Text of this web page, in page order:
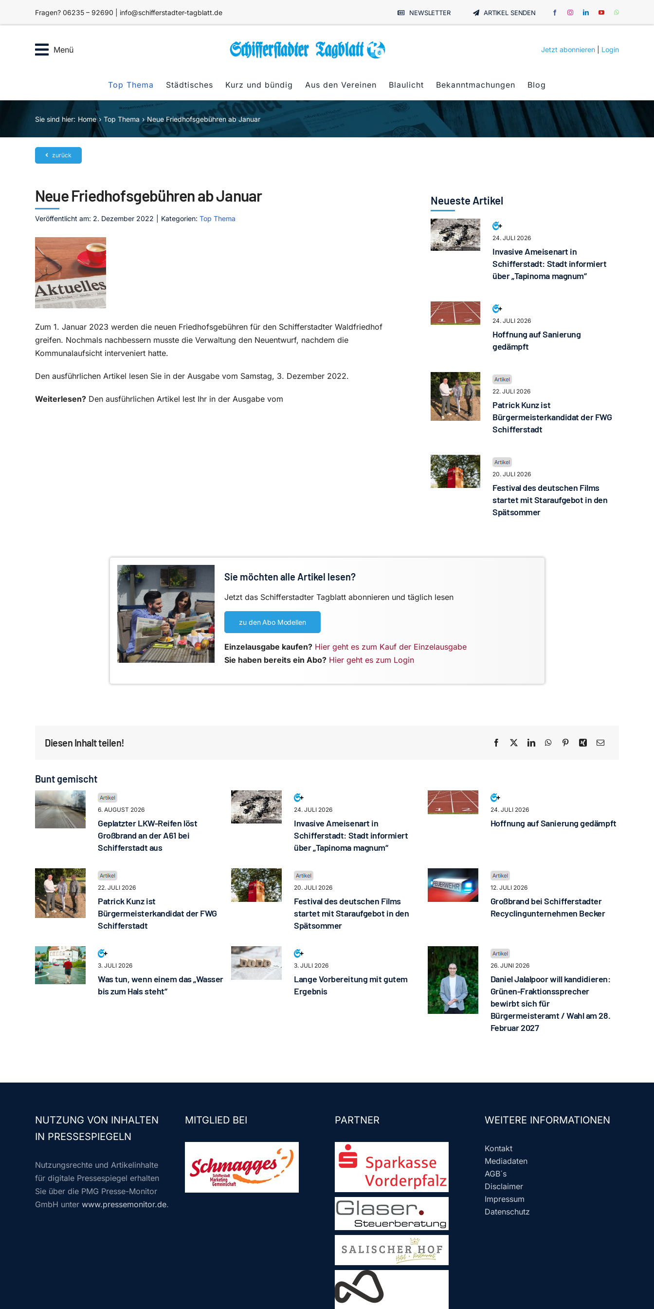
Fragen? 06235 – 92690 | info@schifferstadter-tagblatt.de NEWSLETTER ARTIKEL SENDEN
Menü Jetzt abonnieren Login
Top Thema Städtisches Kurz und bündig Aus den Vereinen Blaulicht Bekanntmachungen Blog
Sie sind hier: Home Top Thema Neue Friedhofsgebühren ab Januar
zurück
Neue Friedhofsgebühren ab Januar
Veröffentlicht am: 2. Dezember 2022 Kategorien: Top Thema
Zum 1. Januar 2023 werden die neuen Friedhofsgebühren für den Schifferstadter Waldfriedhof
greifen. Nochmals nachbessern musste die Verwaltung den Neuentwurf, nachdem die
Kommunalaufsicht interveniert hatte.
Den ausführlichen Artikel lesen Sie in der Ausgabe vom Samstag, 3. Dezember 2022.
Weiterlesen? Den ausführlichen Artikel lest Ihr in der Ausgabe vom
Neueste Artikel
24. JULI 2026
Invasive Ameisenart in
Schifferstadt: Stadt informiert
über „Tapinoma magnum“
24. JULI 2026
Hoffnung auf Sanierung
gedämpft
22. JULI 2026
Patrick Kunz ist
Bürgermeisterkandidat der FWG
Schifferstadt
20. JULI 2026
Festival des deutschen Films
startet mit Staraufgebot in den
Spätsommer
Sie möchten alle Artikel lesen?
Jetzt das Schifferstadter Tagblatt abonnieren und täglich lesen
zu den Abo Modellen
Einzelausgabe kaufen? Hier geht es zum Kauf der Einzelausgabe
Sie haben bereits ein Abo? Hier geht es zum Login
Diesen Inhalt teilen!
Bunt gemischt
6. AUGUST 2026
Geplatzter LKW-Reifen löst
Großbrand an der A61 bei
Schifferstadt aus
24. JULI 2026
Invasive Ameisenart in
Schifferstadt: Stadt informiert
über „Tapinoma magnum“
24. JULI 2026
Hoffnung auf Sanierung gedämpft
22. JULI 2026
Patrick Kunz ist
Bürgermeisterkandidat der FWG
Schifferstadt
20. JULI 2026
Festival des deutschen Films
startet mit Staraufgebot in den
Spätsommer
12. JULI 2026
Großbrand bei Schifferstadter
Recyclingunternehmen Becker
3. JULI 2026
Was tun, wenn einem das „Wasser
bis zum Hals steht“
3. JULI 2026
Lange Vorbereitung mit gutem
Ergebnis
26. JUNI 2026
Daniel Jalalpoor will kandidieren:
Grünen-Fraktionssprecher
bewirbt sich für
Bürgermeisteramt / Wahl am 28.
Februar 2027
NUTZUNG VON INHALTEN
IN PRESSESPIEGELN
Nutzungsrechte und Artikelinhalte
für digitale Pressespiegel erhalten
Sie über die PMG Presse-Monitor
GmbH unter www.pressemonitor.de.
MITGLIED BEI PARTNER WEITERE INFORMATIONEN
Kontakt
Mediadaten
AGB´s
Disclaimer
Impressum
Datenschutz